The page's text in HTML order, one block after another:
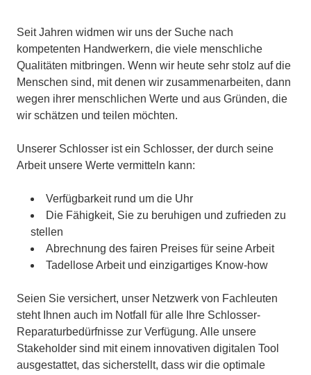
Seit Jahren widmen wir uns der Suche nach
kompetenten Handwerkern, die viele menschliche
Qualitäten mitbringen. Wenn wir heute sehr stolz auf die
Menschen sind, mit denen wir zusammenarbeiten, dann
wegen ihrer menschlichen Werte und aus Gründen, die
wir schätzen und teilen möchten.
Unserer Schlosser ist ein Schlosser, der durch seine
Arbeit unsere Werte vermitteln kann:
Verfügbarkeit rund um die Uhr
Die Fähigkeit, Sie zu beruhigen und zufrieden zu
stellen
Abrechnung des fairen Preises für seine Arbeit
Tadellose Arbeit und einzigartiges Know-how
Seien Sie versichert, unser Netzwerk von Fachleuten
steht Ihnen auch im Notfall für alle Ihre Schlosser-
Reparaturbedürfnisse zur Verfügung. Alle unsere
Stakeholder sind mit einem innovativen digitalen Tool
ausgestattet, das sicherstellt, dass wir die optimale